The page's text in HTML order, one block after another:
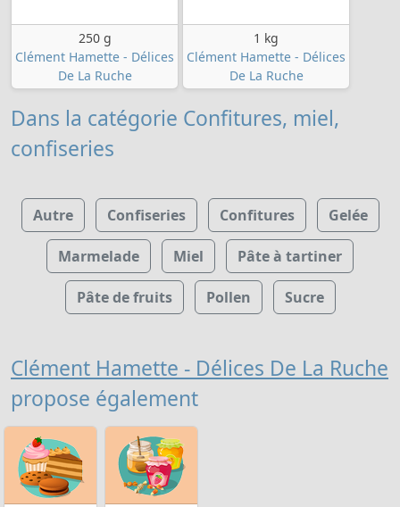
250 g
Clément Hamette - Délices
De La Ruche
1 kg
Clément Hamette - Délices
De La Ruche
Dans la catégorie Confitures, miel,
confiseries
Autre Confiseries Confitures Gelée
Marmelade Miel Pâte à tartiner
Pâte de fruits Pollen Sucre
Clément Hamette - Délices De La Ruche
propose également